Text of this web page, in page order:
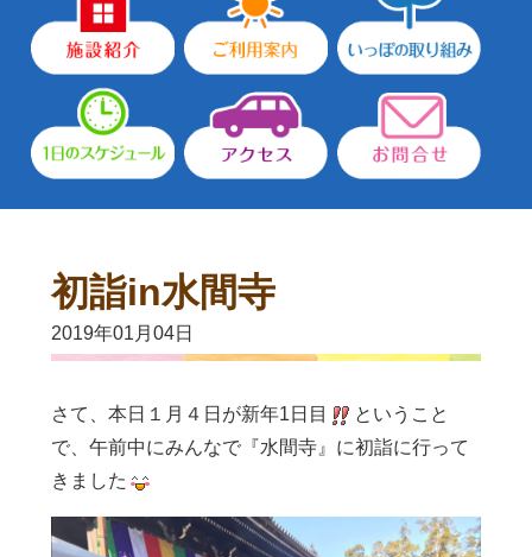
初詣in水間寺
2019年01月04日
さて、本日１月４日が新年1日目
ということ
で、午前中にみんなで『水間寺』に初詣に行って
きました